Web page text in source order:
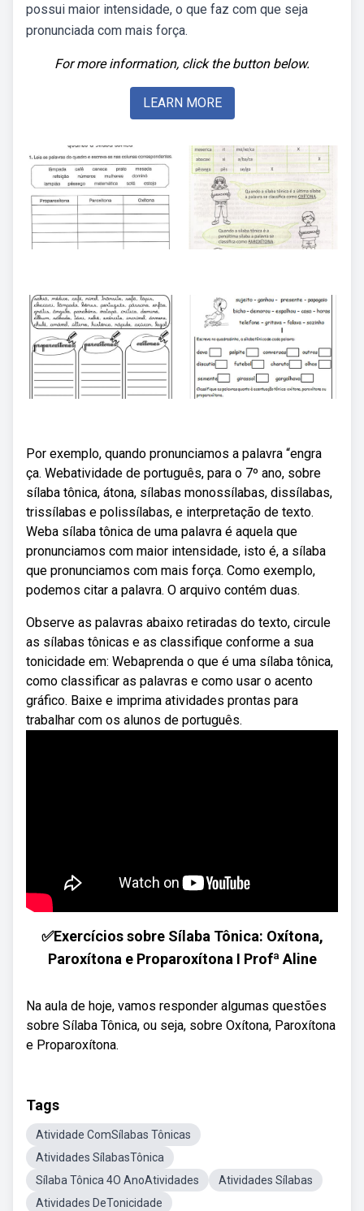
possui maior intensidade, o que faz com que seja
pronunciada com mais força.
For more information, click the button below.
LEARN MORE
Por exemplo, quando pronunciamos a palavra “engra
ça. Webatividade de português, para o 7º ano, sobre
sílaba tônica, átona, sílabas monossílabas, dissílabas,
trissílabas e polissílabas, e interpretação de texto.
Weba sílaba tônica de uma palavra é aquela que
pronunciamos com maior intensidade, isto é, a sílaba
que pronunciamos com mais força. Como exemplo,
podemos citar a palavra. O arquivo contém duas.
Observe as palavras abaixo retiradas do texto, circule
as sílabas tônicas e as classifique conforme a sua
tonicidade em: Webaprenda o que é uma sílaba tônica,
como classificar as palavras e como usar o acento
gráfico. Baixe e imprima atividades prontas para
trabalhar com os alunos de português.
✅Exercícios sobre Sílaba Tônica: Oxítona,
Paroxítona e Proparoxítona I Profª Aline
Na aula de hoje, vamos responder algumas questões
sobre Sílaba Tônica, ou seja, sobre Oxítona, Paroxítona
e Proparoxítona.
Tags
Atividade ComSílabas Tônicas
Atividades SílabasTônica
Sílaba Tônica 4O AnoAtividades
Atividades Sílabas
Atividades DeTonicidade